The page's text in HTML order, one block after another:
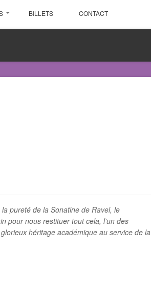
BILLETS CONTACT
la pureté de la Sonatine de Ravel, le
pour nous restituer tout cela, l’un des
héritage académique au service de la